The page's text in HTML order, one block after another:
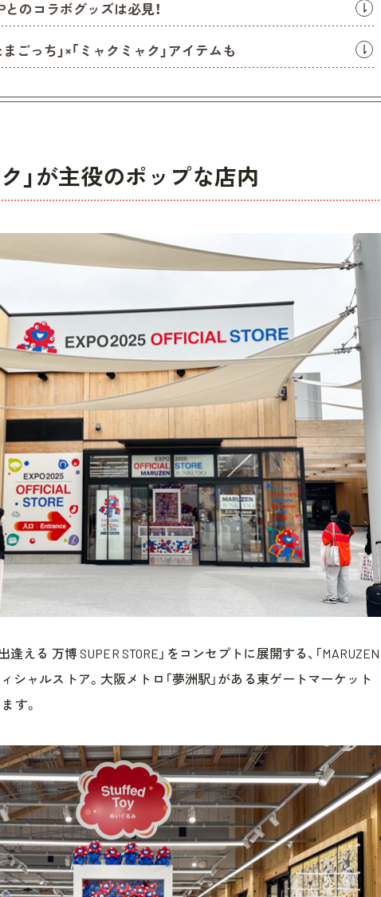
のコラボグッズは必見！
ごっち」×「ミャクミャク」アイテムも
」が主役のポップな店内
逢える 万博 SUPER STORE」をコンセプトに展開する、「MARUZEN
シャルストア。大阪メトロ「夢洲駅」がある東ゲートマーケット
す。